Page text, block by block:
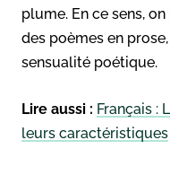
plume. En ce sens,
des poèmes en
sensualité poétique.
Lire aussi : Français :
leurs caractéristiques